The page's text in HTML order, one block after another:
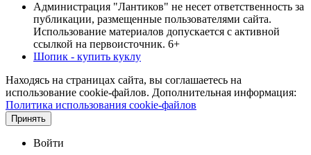
Администрация "Лантиков" не несет ответственность за
публикации, размещенные пользователями сайта.
Использование материалов допускается с активной
ссылкой на первоисточник. 6+
Шопик - купить куклу
Находясь на страницах сайта, вы соглашаетесь на
использование cookie-файлов. Дополнительная информация:
Политика использования cookie-файлов
Принять
Войти